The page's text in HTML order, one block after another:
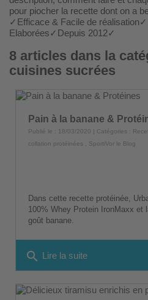
pour piocher la recette dont on a
✓Efficace & Facile de
Elaborées✓Depuis 2012✓
8 articles dans la
cuisines sucrées
Pain à la banane &
Publié le : 18/03/2020 | Catégories :
collation protéinées
SportiVor le Blog
Dans cette recette protéinée,
100% Whey Protein IronMaxx et
goût banane.
search Lire la suite